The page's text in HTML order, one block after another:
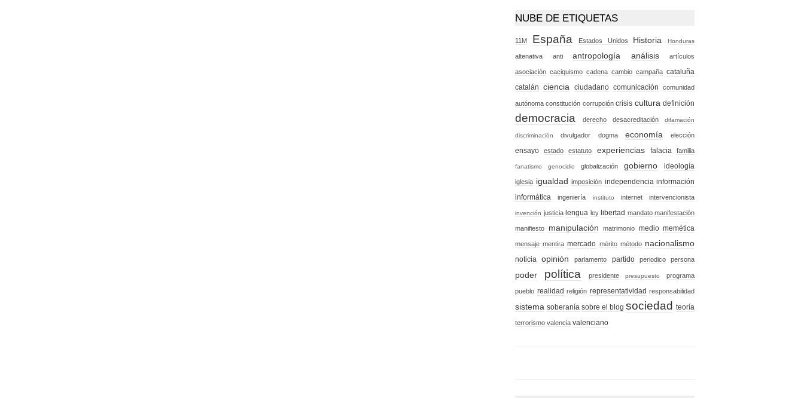
NUBE DE ETIQUETAS
11M España Estados Unidos Historia Honduras
altenativa anti antropología análisis artículos
asociación caciquismo cadena cambio campaña cataluña
catalán ciencia ciudadano comunicación comunidad
autónoma constitución corrupción crisis cultura definición
democracia derecho desacreditación difamación
discriminación divulgador dogma economía elección
ensayo estado estatuto experiencias falacia familia
fanatismo genocidio globalización gobierno ideología
iglesia igualdad imposición independencia información
informática
ingeniería instituto internet intervencionista
invención justicia lengua ley libertad mandato manifestación
manifiesto manipulación matrimonio medio memética
mensaje mentira mercado mérito método nacionalismo
noticia opinión parlamento partido periodico persona
poder política presidente presupuesto programa
pueblo realidad religión representatividad responsabilidad
sistema soberanía sobre el blog sociedad teoría
terrorismo valencia valenciano